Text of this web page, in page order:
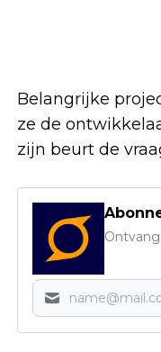
Belangrijke
ze de
zijn beurt de